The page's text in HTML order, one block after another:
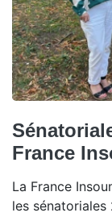
France
La France
les